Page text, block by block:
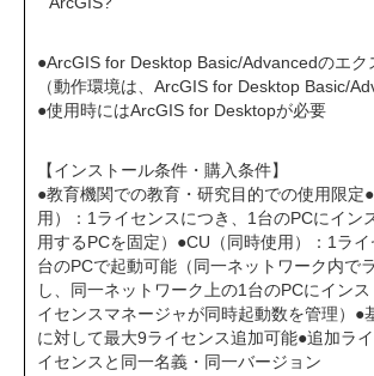
●ArcGIS for Desktop Basic/Advancedのエク
（動作環境は、ArcGIS for Desktop Basic/
●使用時にはArcGIS for Desktopが必要
【インストール条件・購入条件】
●教育機関での教育・研究目的での使用限定
用）：1ライセンスにつき、1台のPCにイン
用するPCを固定）●CU（同時使用）：1ラ
台のPCで起動可能（同一ネットワーク内で
し、同一ネットワーク上の1台のPCにイン
イセンスマネージャが同時起動数を管理）●
に対して最大9ライセンス追加可能●追加ラ
イセンスと同一名義・同一バージョン